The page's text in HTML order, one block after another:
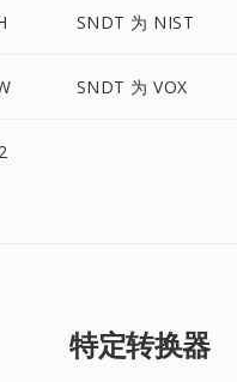
SNDT 为 NIST
SNDT 为 VOX
特定转换器